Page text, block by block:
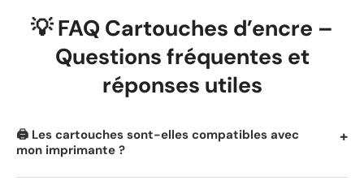
💡 FAQ Cartouches d’encre –
Questions fréquentes et
réponses utiles
🖨️ Les cartouches sont-elles compatibles avec
mon imprimante ?